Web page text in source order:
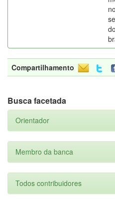
no
Compartilhamento
Busca facetada
Orientador
Membro da banca
Todos contribuidores